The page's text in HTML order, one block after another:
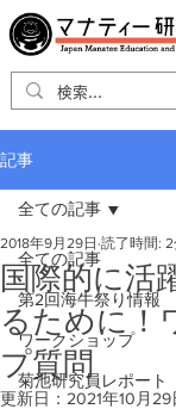
記事
全ての記事
第2回海牛祭り情報
ワークショップ
菊池研究員レポート
全ての記事
国際的に活
るために！
プ質問
2018年9月29日 読了時間:
更新日： 2021年10月29